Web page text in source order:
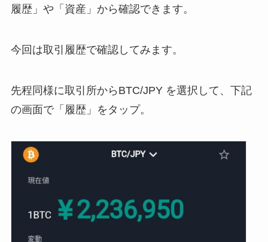
履歴」や「資産」から確認できます。
今回は取引履歴で確認してみます。
先程同様に取引所からBTC/JPY を選択して、下記
の画面で「履歴」をタップ。